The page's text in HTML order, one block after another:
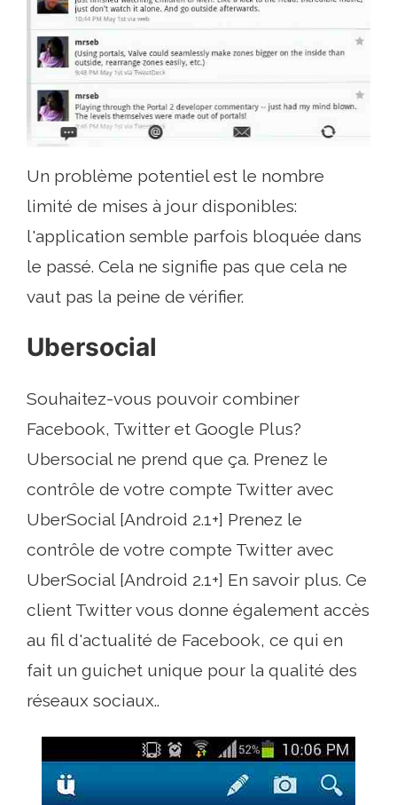
Un problème potentiel est le nombre
limité de mises à jour disponibles:
l'application semble parfois bloquée dans
le passé. Cela ne signifie pas que cela ne
vaut pas la peine de vérifier.
Ubersocial
Souhaitez-vous pouvoir combiner
Facebook, Twitter et Google Plus?
Ubersocial ne prend que ça. Prenez le
contrôle de votre compte Twitter avec
UberSocial [Android 2.1+] Prenez le
contrôle de votre compte Twitter avec
UberSocial [Android 2.1+] En savoir plus. Ce
client Twitter vous donne également accès
au fil d'actualité de Facebook, ce qui en
fait un guichet unique pour la qualité des
réseaux sociaux..